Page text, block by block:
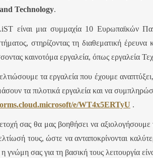
and Technology.
είναι μια συμμαχία 10 Ευρωπαϊκών
στηρίζοντας τη διαθεματική
καινοτόμα εργαλεία, όπως εργαλεία
τα εργαλεία που έχουμε
τα πιλοτικά εργαλεία και να
e/WT4x5ERTyU .
σας θα μας βοηθήσει να αξιολογήσουμε
τους, ώστε να ανταποκρίνονται
γνώμη σας για τη βασική τους λειτουργία